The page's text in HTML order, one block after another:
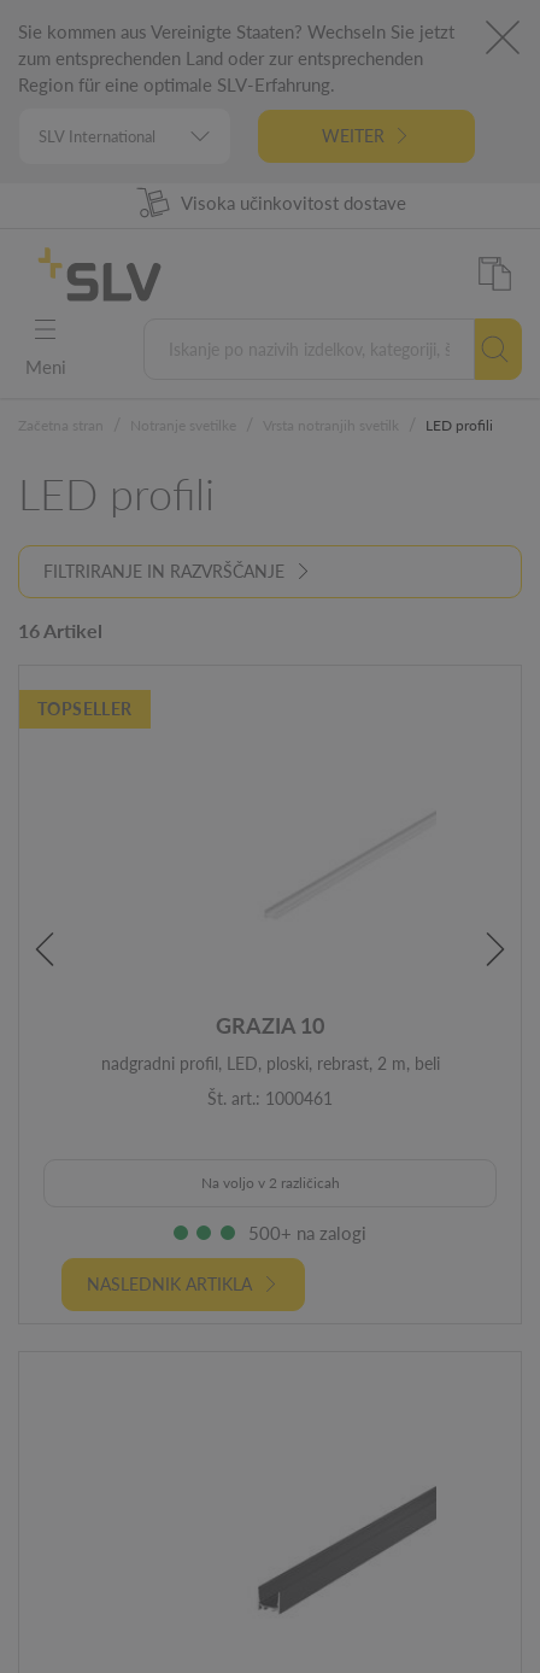
Sie kommen aus Vereinigte Staaten? Wechseln Sie jetzt
zum entsprechenden Land oder zur entsprechenden
Region für eine optimale SLV-Erfahrung.
WEITER
98% Razpoložljivost izdelkov
Visoka učinkovitost dostave
5 letna garancija
Nemški inžiniring
Meni
LED profili
LED profili
FILTRIRANJE IN RAZVRŠČANJE
16 Artikel
TOPSELLER
GRAZIA 10
nadgradni profil, LED, ploski, rebrast, 2 m, beli
Št. art.: 1000461
Na voljo v 2 različicah
500+ na zalogi
NASLEDNIK ARTIKLA